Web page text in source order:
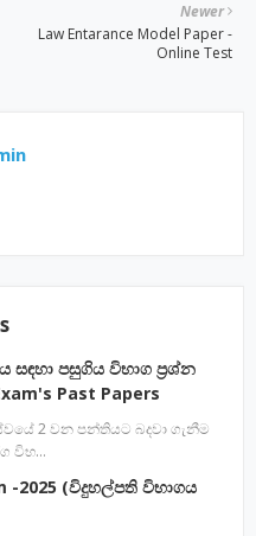
Newer
Law Entarance Model Paper -
Online Test
සඳහා පසුගිය විභාග ප්‍රශ්න
Past Papers
2 වන පන්තියට බදවා ගැනීම
විභ…
-2025 (විදුහල්පති විභාගය